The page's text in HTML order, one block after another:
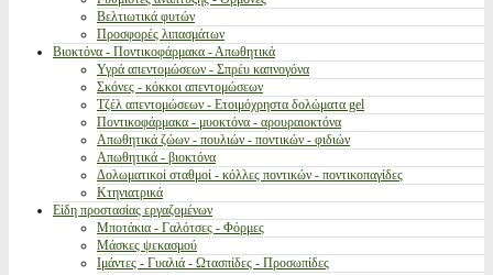
Βελτιωτικά φυτών
Προσφορές λιπασμάτων
Βιοκτόνα - Ποντικοφάρμακα - Απωθητικά
Υγρά απεντομώσεων - Σπρέυ καπνογόνα
Σκόνες - κόκκοι απεντομώσεων
Τζέλ απεντομώσεων - Ετοιμόχρηστα δολώματα gel
Ποντικοφάρμακα - μυοκτόνα - αρουραιοκτόνα
Απωθητικά ζώων - πουλιών - ποντικών - φιδιών
Απωθητικά - βιοκτόνα
Δολωματικοί σταθμοί - κόλλες ποντικών - ποντικοπαγίδες
Κτηνιατρικά
Είδη προστασίας εργαζομένων
Μποτάκια - Γαλότσες - Φόρμες
Μάσκες ψεκασμού
Ιμάντες - Γυαλιά - Ωτασπίδες - Προσωπίδες